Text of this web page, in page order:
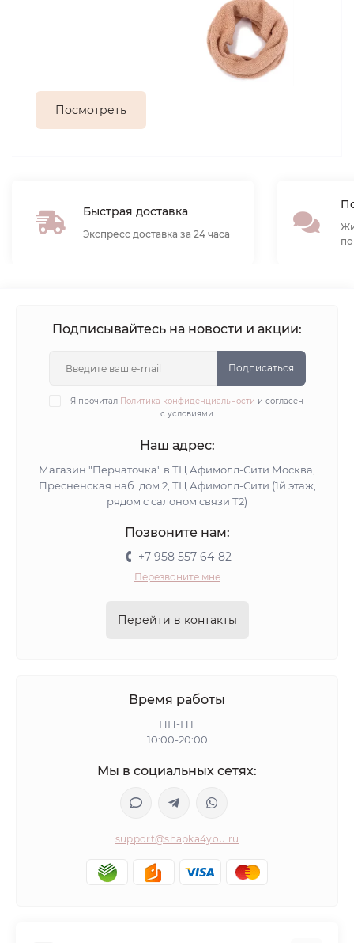
Посмотреть
Быстрая доставка
Экспресс доставка за 24 часа
Подписывайтесь на новости и акции:
Подписаться
Я прочитал Политика конфиденциальности и согласен
с условиями
Наш адрес:
Магазин "Перчаточка" в ТЦ Афимолл-Сити Москва,
Пресненская наб. дом 2, ТЦ Афимолл-Сити (1й этаж,
рядом с салоном связи Т2)
Позвоните нам:
+7 958 557-64-82
Перезвоните мне
Перейти в контакты
Время работы
ПН-ПТ
10:00-20:00
Мы в социальных сетях:
support@shapka4you.ru